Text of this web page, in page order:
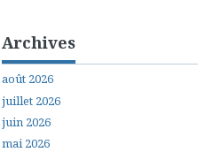
Archives
août 2026
juillet 2026
juin 2026
mai 2026